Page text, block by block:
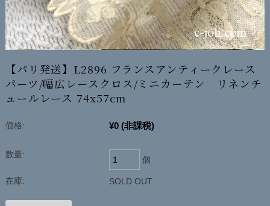
【パリ発送】L2896 フランスアンティークレース
パーツ/幅広レースクロス/ミニカーテン リネンチ
ュールレース 74x57cm
価格: ¥0 (非課税)
数量:
個
在庫: SOLD OUT